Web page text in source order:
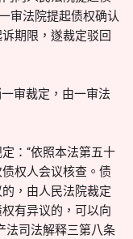
审法院提起债权确认
期限，遂裁定驳回
审裁定，由一审法
：“依照本法第五十
权人会议核查。债
，由人民法院裁定
有异议的，可以向
法司法解释三第八条